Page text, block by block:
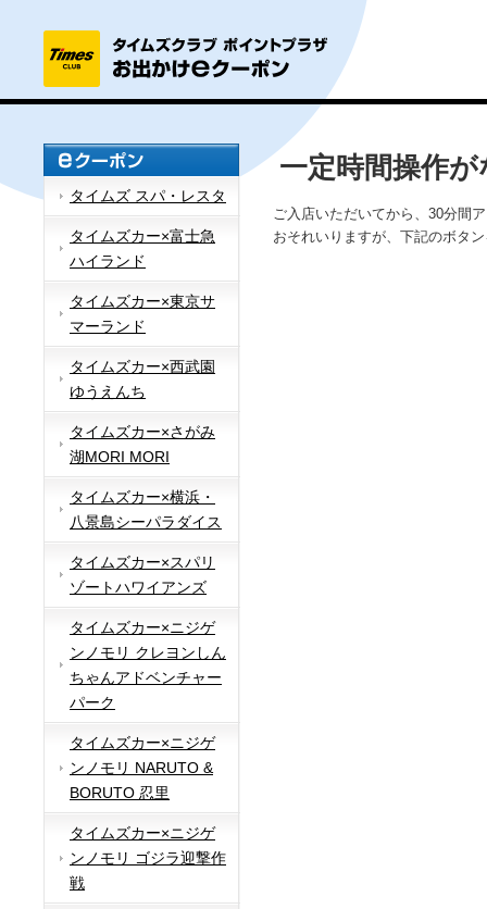
タイムズ スパ・レスタ
タイムズカー×富士急
ハイランド
タイムズカー×東京サ
マーランド
タイムズカー×西武園
ゆうえんち
タイムズカー×さがみ
湖MORI MORI
タイムズカー×横浜・
八景島シーパラダイス
タイムズカー×スパリ
ゾートハワイアンズ
タイムズカー×ニジゲ
ンノモリ クレヨンしん
ちゃんアドベンチャー
パーク
タイムズカー×ニジゲ
ンノモリ NARUTO &
BORUTO 忍里
タイムズカー×ニジゲ
ンノモリ ゴジラ迎撃作
戦
一定時間操作
ご入店いただいてから、30分間
おそれいりますが、下記のボタ